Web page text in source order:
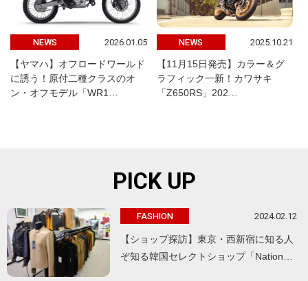
NEWS 2026.01.05
【ヤマハ】オフロードワールド
に誘う！原付二種クラスのオ
ン・オフモデル「WR1…
NEWS 2025.10.21
【11月15日発売】カラー＆グ
ラフィック一新！カワサキ
「Z650RS」202…
PICK UP
FASHION 2024.02.12
【ショップ探訪】東京・西新宿に知る人
ぞ知る韓国セレクトショップ「Nation…